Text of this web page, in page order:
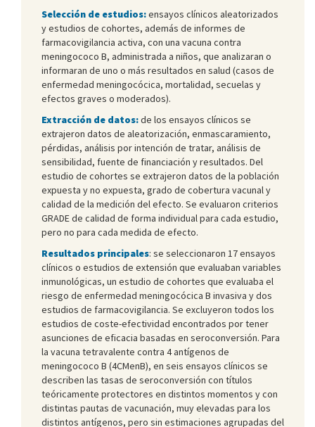
Selección de estudios:ensayos clínicos aleatorizados
y estudios de cohortes, además de informes de
farmacovigilancia activa, con una vacuna contra
meningococo B, administrada a niños, que analizaran o
informaran de uno o más resultados en salud (casos de
enfermedad meningocócica, mortalidad, secuelas y
efectos graves o moderados).
Extracción de datos:de los ensayos clínicos se
extrajeron datos de aleatorización, enmascaramiento,
pérdidas, análisis por intención de tratar, análisis de
sensibilidad, fuente de financiación y resultados. Del
estudio de cohortes se extrajeron datos de la población
expuesta y no expuesta, grado de cobertura vacunal y
calidad de la medición del efecto. Se evaluaron criterios
GRADE de calidad de forma individual para cada estudio,
pero no para cada medida de efecto.
Resultados principales: se seleccionaron 17 ensayos
clínicos o estudios de extensión que evaluaban variables
inmunológicas, un estudio de cohortes que evaluaba el
riesgo de enfermedad meningocócica B invasiva y dos
estudios de farmacovigilancia. Se excluyeron todos los
estudios de coste-efectividad encontrados por tener
asunciones de eficacia basadas en seroconversión. Para
la vacuna tetravalente contra 4 antígenos de
meningococo B (4CMenB), en seis ensayos clínicos se
describen las tasas de seroconversión con títulos
teóricamente protectores en distintos momentos y con
distintas pautas de vacunación, muy elevadas para los
distintos antígenos, pero sin estimaciones agrupadas del